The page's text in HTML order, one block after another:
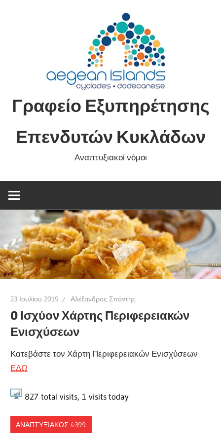
Γραφείο Εξυπηρέτησης
Επενδυτών Κυκλάδων
Αναπτυξιακοί νόμοι
23 Ιουλίου 2019 Αλέξανδρος Σπόντης
O Ισχύον Χάρτης Περιφερειακών
Ενισχύσεων
Κατεβάστε τον Χάρτη Περιφερειακών Ενισχύσεων
ΕΔΩ
827 total visits, 1 visits today
ΑΝΑΠΤΥΞΙΑΚΟΣ 4399